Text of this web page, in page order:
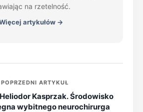
na rzetelność.
artykułów →
POPRZEDNI ARTYKUŁ
Kasprzak. Środowisko
wybitnego neurochirurga